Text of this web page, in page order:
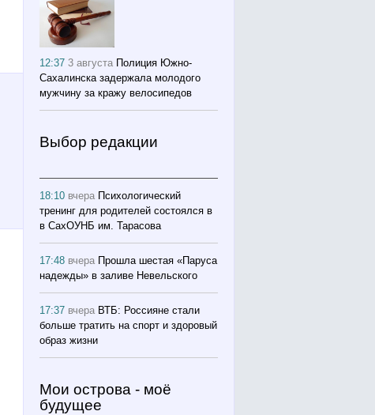
12:373 августа Полиция Южно-
Сахалинска задержала молодого
мужчину за кражу велосипедов
Выбор редакции
18:10 вчера Психологический
тренинг для родителей состоялся в
в СахОУНБ им. Тарасова
17:48 вчера Прошла шестая «Паруса
надежды» в заливе Невельского
17:37 вчера ВТБ: Россияне стали
больше тратить на спорт и здоровый
образ жизни
Мои острова - моё
будущее